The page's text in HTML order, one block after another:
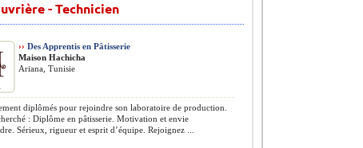
- Technicien
›› Des Apprentis en Pâtisserie
Maison Hachicha
Ariana, Tunisie
diplômés pour rejoindre son laboratoire de production.
: Diplôme en pâtisserie. Motivation et envie
Sérieux, rigueur et esprit d’équipe. Rejoignez ...